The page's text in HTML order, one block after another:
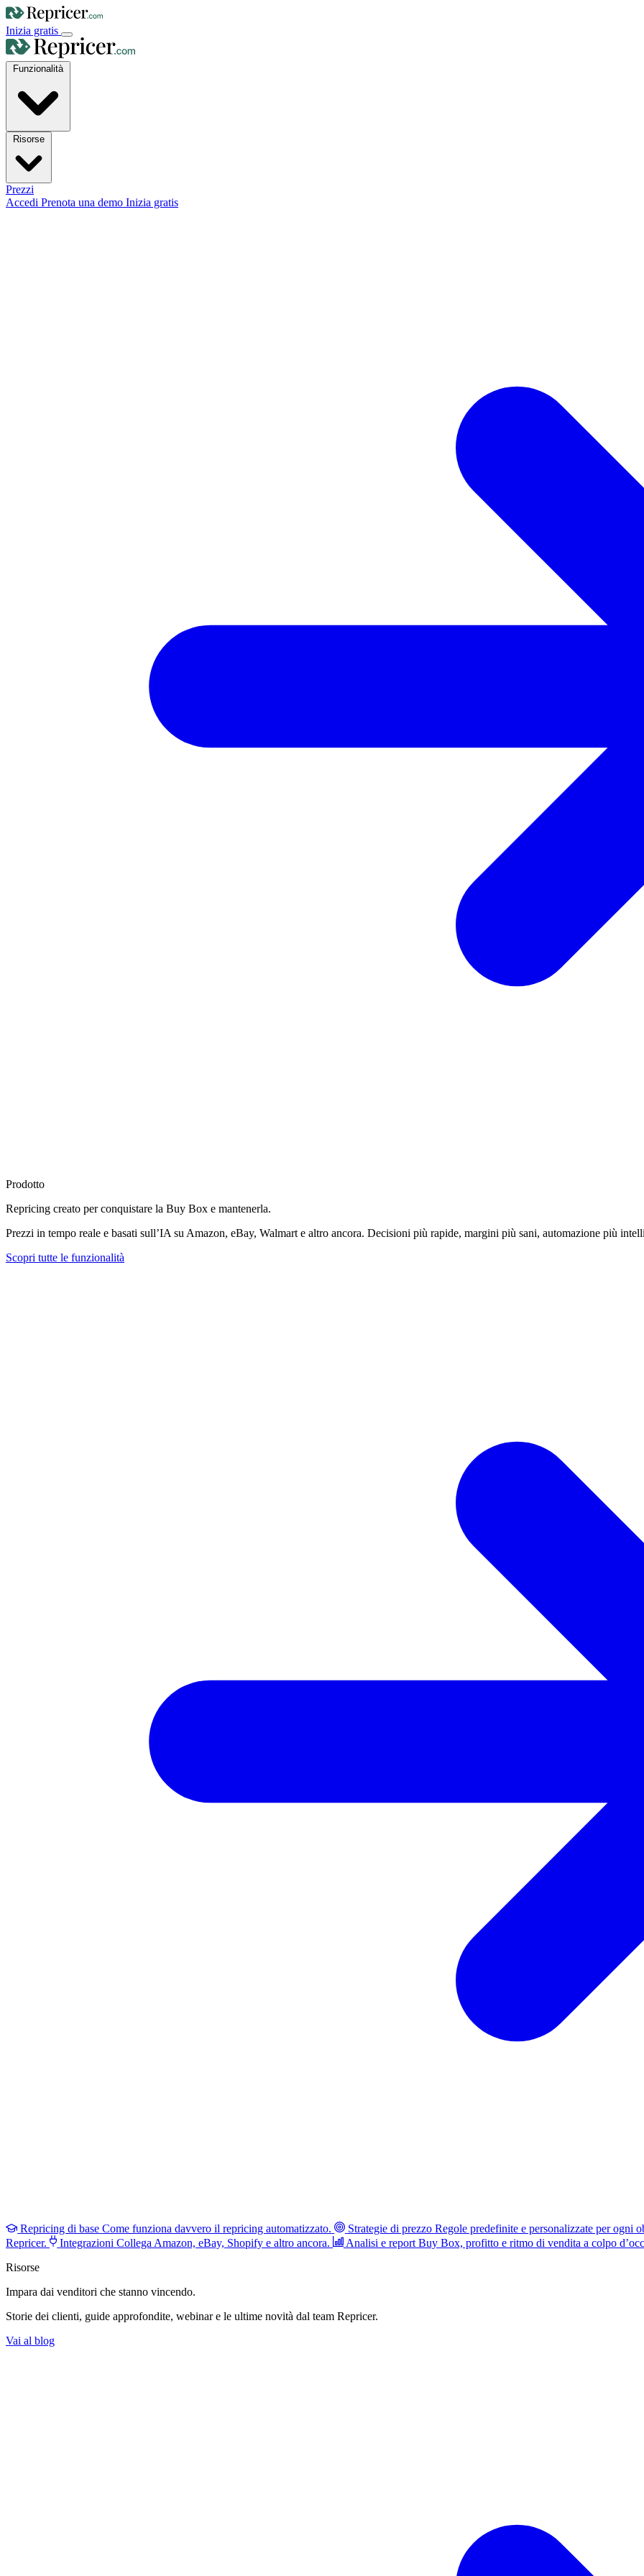
Inizia gratis
Funzionalità
Prezzi
Accedi Prenota una demo Inizia gratis
Prodotto
Repricing creato perconquistare la Buy Box e mantenerla.
Prezzi in tempo reale e basati sull’IA su Amazon, eBay, Walmart e altro ancora. Decisioni più rapide, margini più sani, automazione più
Scopri tutte le funzionalità
Repricing di base Come funziona davvero il repricing automatizzato. Strategie di prezzo Regole predefinite e personalizzate per ogni
Repricer.
Integrazioni Collega Amazon, eBay, Shopify e altro ancora. Analisi e report Buy Box, profitto e ritmo di vendita a colpo
Risorse
Impara dai venditori che stanno vincendo.
Storie dei clienti, guide approfondite, webinar e le ultime novità dal team Repricer.
Vai al blog